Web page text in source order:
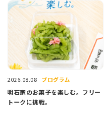
2026.08.08 プログラム
明石家のお菓子を楽しむ。フリー
トークに挑戦。